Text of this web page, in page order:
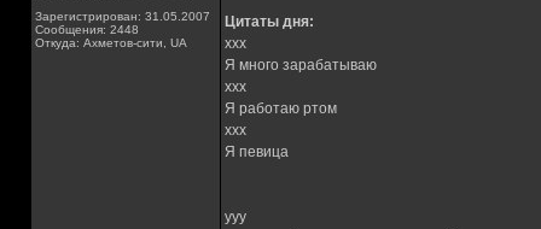
Зарегистрирован: 31.05.2007
Сообщения: 2448
Откуда: Ахметов-сити, UA
Цитаты дня:
xxx
Я много зарабатываю
xxx
Я работаю ртом
xxx
Я певица
yyy